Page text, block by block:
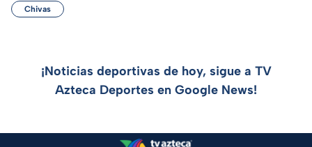
Chivas
¡Noticias deportivas de hoy, sigue a TV
Azteca Deportes en Google News!